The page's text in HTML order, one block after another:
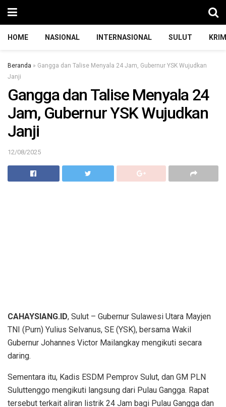
HOME NASIONAL INTERNASIONAL SULUT
Beranda » Gangga dan Talise Menyala 24 Jam, Gubernur YSK Wujudkan
Janji
Gangga dan Talise Menyala 24
Jam, Gubernur YSK Wujudkan
Janji
12/08/2025
CAHAYSIANG.ID, Sulut – Gubernur Sulawesi Utara Mayjen
TNI (Purn) Yulius Selvanus, SE (YSK), bersama Wakil
Gubernur Johannes Victor Mailangkay mengikuti secara
daring.
Sementara itu, Kadis ESDM Pemprov Sulut, dan GM PLN
Suluttenggo mengikuti langsung dari Pulau Gangga. Rapat
tersebut terkait aliran listrik 24 Jam bagi Pulau Gangga dan